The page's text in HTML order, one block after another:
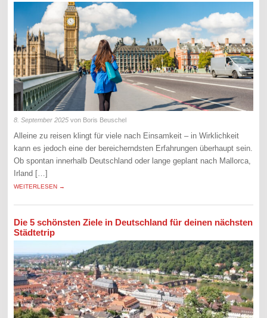
8. September 2025 von Boris Beuschel
Alleine zu reisen klingt für viele nach Einsamkeit – in Wirklichkeit
kann es jedoch eine der bereicherndsten Erfahrungen überhaupt sein.
Ob spontan innerhalb Deutschland oder lange geplant nach Mallorca,
Irland […]
WEITERLESEN →
Die 5 schönsten Ziele in Deutschland für deinen nächsten
Städtetrip